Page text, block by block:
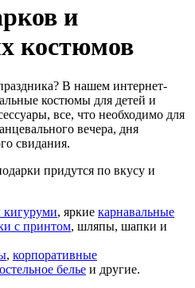
и
костюмов
В нашем интернет-
костюмы для детей и
все, что необходимо для
вечера, дня
свидания.
придутся по вкусу и
, яркие карнавальные
с принтом, шляпы, шапки и
, корпоративные
белье и другие.